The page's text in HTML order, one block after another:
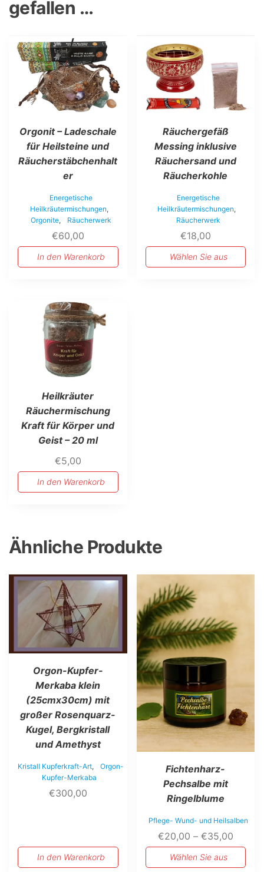
gefallen …
Orgonit – Ladeschale
für Heilsteine und
Räucherstäbchenhalt
er
Energetische
Heilkräutermischungen,
Orgonite, Räucherwerk
€60,00
In den Warenkorb
Räuchergefäß
Messing inklusive
Räuchersand und
Räucherkohle
Energetische
Heilkräutermischungen,
Räucherwerk
€18,00
Wählen Sie aus
Produkt
weist
mehrere
Varianten
auf.
Die
können
Produktseite
gewählt
Heilkräuter
Räuchermischung
Kraft für Körper und
Geist – 20 ml
€5,00
In den Warenkorb
Ähnliche Produkte
Orgon-Kupfer-
Merkaba klein
(25cmx30cm) mit
großer Rosenquarz-
Kugel, Bergkristall
und Amethyst
Kristall Kupferkraft-Art,
Orgon-
Kupfer-Merkaba
€300,00
In den Warenkorb
Fichtenharz-
Pechsalbe mit
Ringelblume
Pflege- Wund- und Heilsalben
€20,00 – €35,00
bis
Wählen Sie aus
Produkt
weist
mehrere
Varianten
auf.
Die
Optionen
können
auf
der
Produktseite
gewählt
werden